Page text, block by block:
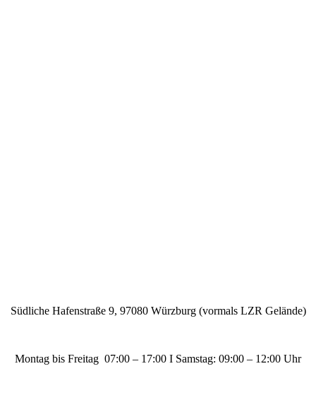
Südliche Hafenstraße 9, 97080 Würzburg (vormals LZR Gelände)
Montag bis Freitag 07:00 – 17:00 I Samstag: 09:00 – 12:00 Uhr